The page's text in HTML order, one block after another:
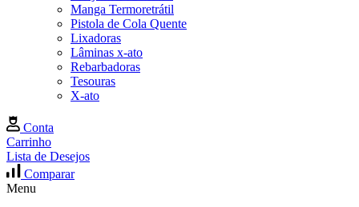
Manga Termoretrátil
Pistola de Cola Quente
Lixadoras
Lâminas x-ato
Rebarbadoras
Tesouras
X-ato
Conta
Carrinho
Lista de Desejos
Comparar
Menu